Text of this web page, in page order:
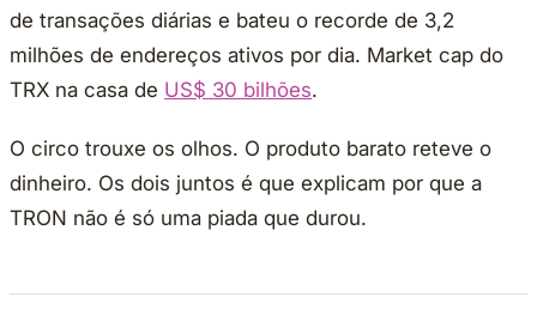
de transações diárias e bateu o recorde de 3,2
milhões de endereços ativos por dia. Market cap do
TRX na casa de US$ 30 bilhões.
O circo trouxe os olhos. O produto barato reteve o
dinheiro. Os dois juntos é que explicam por que a
TRON não é só uma piada que durou.